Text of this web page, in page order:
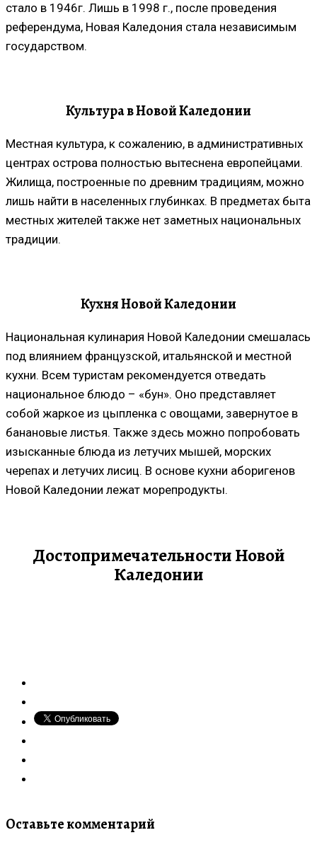
стало в 1946г. Лишь в 1998 г., после проведения
референдума, Новая Каледония стала независимым
государством.
Культура в Новой Каледонии
Местная культура, к сожалению, в административных
центрах острова полностью вытеснена европейцами.
Жилища, построенные по древним традициям, можно
лишь найти в населенных глубинках. В предметах быта
местных жителей также нет заметных национальных
традиции.
Кухня Новой Каледонии
Национальная кулинария Новой Каледонии смешалась
под влиянием французской, итальянской и местной
кухни. Всем туристам рекомендуется отведать
национальное блюдо – «бун». Оно представляет
собой жаркое из цыпленка с овощами, завернутое в
банановые листья. Также здесь можно попробовать
изысканные блюда из летучих мышей, морских
черепах и летучих лисиц. В основе кухни аборигенов
Новой Каледонии лежат морепродукты.
Достопримечательности Новой
Каледонии
Оставьте комментарий